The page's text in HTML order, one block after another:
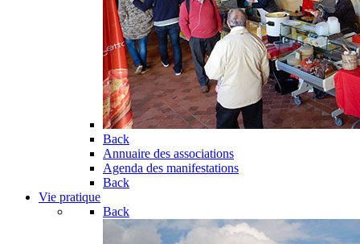
Back
Annuaire des associations
Agenda des manifestations
Back
Vie pratique
Back